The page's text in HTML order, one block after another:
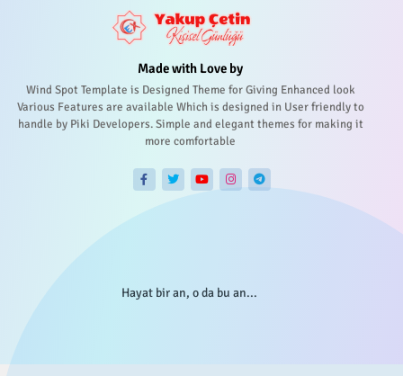
Made with Love by
Wind Spot Template is Designed Theme for Giving Enhanced look
Various Features are available Which is designed in User friendly to
handle by Piki Developers. Simple and elegant themes for making it
more comfortable
Hayat bir an, o da bu an...